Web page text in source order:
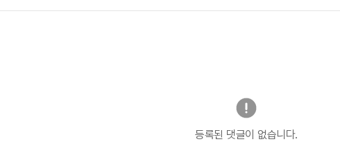
등록된 댓글이 없습니다.